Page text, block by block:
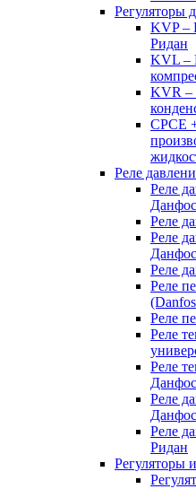
Регуляторы
KVP –
Ридан
KVL –
KVR –
CPCE
Реле
Реле
Реле
Реле
Реле
Реле
Реле
Реле
Реле
Реле
Реле
Ридан
Регуляторы